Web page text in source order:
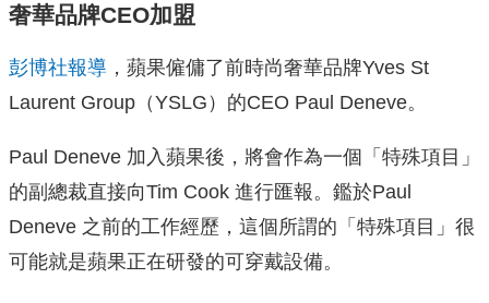
奢華品牌CEO加盟
彭博社報導 ，蘋果僱傭了前時尚奢華品牌Yves St
Laurent Group（YSLG）的CEO Paul Deneve。
Paul Deneve 加入蘋果後，將會作為一個「特殊項目」
的副總裁直接向Tim Cook 進行匯報。鑑於Paul
Deneve 之前的工作經歷，這個所謂的「特殊項目」很
可能就是蘋果正在研發的可穿戴設備。